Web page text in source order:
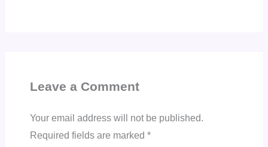
Leave a Comment
Your email address will not be published.
Required fields are marked *